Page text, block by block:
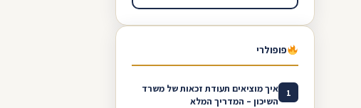
פופולרי
1
איך מוציאים תעודת זכאות של משרד
השיכון – המדריך המלא